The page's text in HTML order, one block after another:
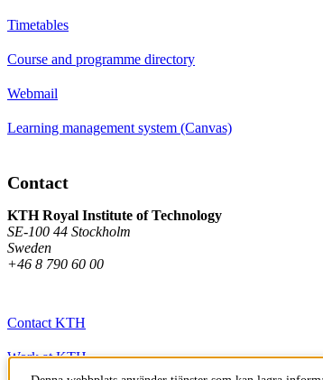
Timetables
Course and programme directory
Webmail
Learning management system (Canvas)
Contact
KTH Royal Institute of Technology
SE-100 44 Stockholm
Sweden
+46 8 790 60 00
Contact KTH
Work at KTH